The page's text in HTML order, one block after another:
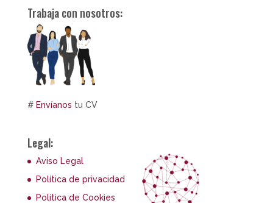
Trabaja con nosotros:
# Envíanos tu CV
Legal:
Aviso Legal
Política de privacidad
Política de Cookies